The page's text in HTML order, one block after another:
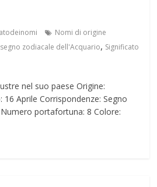
Nomi di origine
zodiacale dell'Acquario, Significato
nel suo paese Origine:
Aprile Corrispondenze: Segno
Numero portafortuna: 8 Colore: